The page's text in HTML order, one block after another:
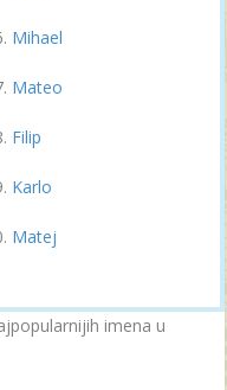
Mihael
Mateo
Filip
Karlo
Matej
imena u